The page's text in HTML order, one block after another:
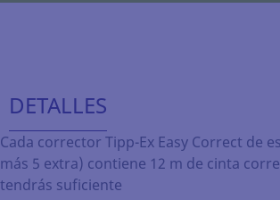
DETALLES
Cada corrector Tipp-Ex Easy Correct de
más 5 extra) contiene 12 m de cinta
tendrás suficiente